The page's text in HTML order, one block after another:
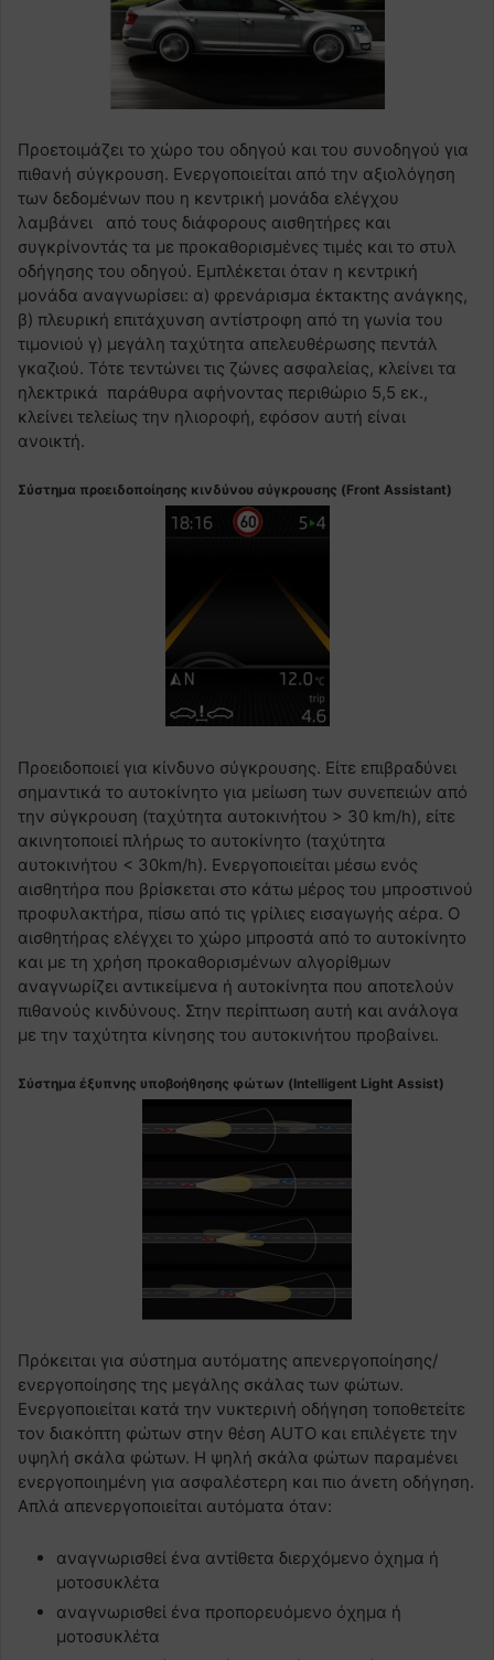
Προετοιμάζει το χώρο του οδηγού και του συνοδηγού για
πιθανή σύγκρουση. Ενεργοποιείται από την αξιολόγηση
των δεδομένων που η κεντρική μονάδα ελέγχου
λαμβάνει από τους διάφορους αισθητήρες και
συγκρίνοντάς τα με προκαθορισμένες τιμές και το στυλ
οδήγησης του οδηγού. Εμπλέκεται όταν η κεντρική
μονάδα αναγνωρίσει: α) φρενάρισμα έκτακτης ανάγκης,
β) πλευρική επιτάχυνση αντίστροφη από τη γωνία του
τιμονιού γ) μεγάλη ταχύτητα απελευθέρωσης πεντάλ
γκαζιού. Τότε τεντώνει τις ζώνες ασφαλείας, κλείνει τα
ηλεκτρικά παράθυρα αφήνοντας περιθώριο 5,5 εκ.,
κλείνει τελείως την ηλιοροφή, εφόσον αυτή είναι
ανοικτή.
Σύστημα προειδοποίησης κινδύνου σύγκρουσης (Front Assistant)
Προειδοποιεί για κίνδυνο σύγκρουσης. Είτε επιβραδύνει
σημαντικά το αυτοκίνητο για μείωση των συνεπειών από
την σύγκρουση (ταχύτητα αυτοκινήτου > 30 km/h), είτε
ακινητοποιεί πλήρως το αυτοκίνητο (ταχύτητα
αυτοκινήτου < 30km/h). Ενεργοποιείται μέσω ενός
αισθητήρα που βρίσκεται στο κάτω μέρος του μπροστινού
προφυλακτήρα, πίσω από τις γρίλιες εισαγωγής αέρα. Ο
αισθητήρας ελέγχει το χώρο μπροστά από το αυτοκίνητο
και με τη χρήση προκαθορισμένων αλγορίθμων
αναγνωρίζει αντικείμενα ή αυτοκίνητα που αποτελούν
πιθανούς κινδύνους. Στην περίπτωση αυτή και ανάλογα
με την ταχύτητα κίνησης του αυτοκινήτου προβαίνει.
Σύστημα έξυπνης υποβοήθησης φώτων (Intelligent Light Assist)
Πρόκειται για σύστημα αυτόματης απενεργοποίησης/
ενεργοποίησης της μεγάλης σκάλας των φώτων.
Ενεργοποιείται κατά την νυκτερινή οδήγηση τοποθετείτε
τον διακόπτη φώτων στην θέση AUTO και επιλέγετε την
υψηλή σκάλα φώτων. Η ψηλή σκάλα φώτων παραμένει
ενεργοποιημένη για ασφαλέστερη και πιο άνετη οδήγηση.
Απλά απενεργοποιείται αυτόματα όταν:
αναγνωρισθεί ένα αντίθετα διερχόμενο όχημα ή
μοτοσυκλέτα
αναγνωρισθεί ένα προπορευόμενο όχημα ή
μοτοσυκλέτα